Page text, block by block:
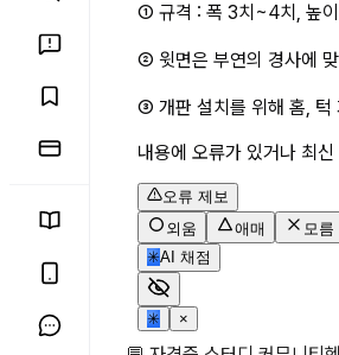
① 규격 : 폭 3치~4치, 높
② 윗면은 부연의 경사에
③ 개판 설치를 위해 홈, 턱
내용에 오류가 있거나 최
오류 제보
외움
애매
모름
✳AI 채점
✳ ×